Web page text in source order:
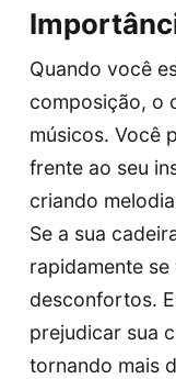
Quando você
composição, o
músicos. Você
frente ao seu
criando
Se a sua
rapidamente
desconfortos.
prejudicar sua
tornando mais